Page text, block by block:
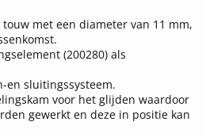
met een diameter van 11 mm,
(200280) als
en sluitingssysteem.
voor het glijden waardoor
gewerkt en deze in positie kan